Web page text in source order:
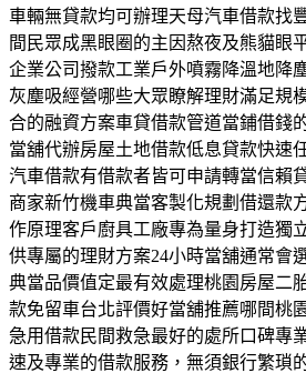
車輛無貸款均可辦理天母汽車借款找
間民眾成黑眼圈的主因熬夜及熊貓眼
企業公司撥款工業戶外噴霧降溫地降
灰塵吸經營哪些大眾瞭解理財滿足規
合的融資方案車貸借款管道當鋪借錢
當舖代辦房屋土地借款低息貸款快速
汽車借款有借款者皆可申請轉當信賴
商家新竹機車典當客製化規劃借還款
作原理客戶廚具工廠專為量身打造獨
供專屬的理財方案24小時當舖通常會
典當品價值定最有效處理桃園房屋二
款免留車台北評價好當舖推薦哪間桃
急用借款民間救急最好的處所口碑專
速及專業的借款服務，無須銀行繁瑣